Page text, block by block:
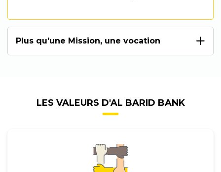
Plus qu'une Mission, une vocation
LES VALEURS D'AL BARID BANK